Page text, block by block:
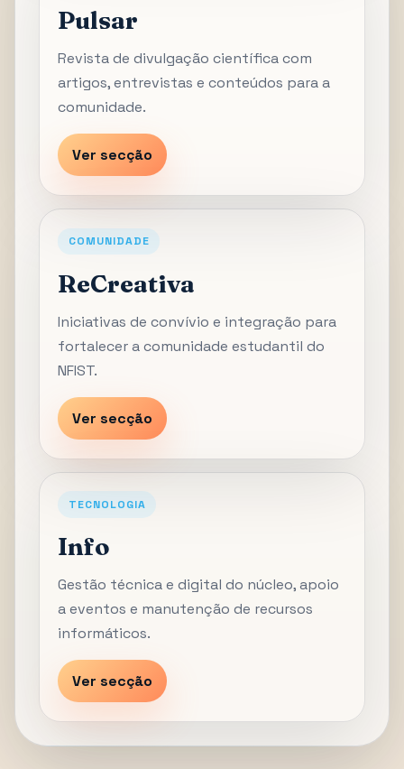
Pulsar
Revista de divulgação científica com
artigos, entrevistas e conteúdos para a
comunidade.
Ver secção
COMUNIDADE
ReCreativa
Iniciativas de convívio e integração para
fortalecer a comunidade estudantil do
NFIST.
Ver secção
TECNOLOGIA
Info
Gestão técnica e digital do núcleo, apoio
a eventos e manutenção de recursos
informáticos.
Ver secção